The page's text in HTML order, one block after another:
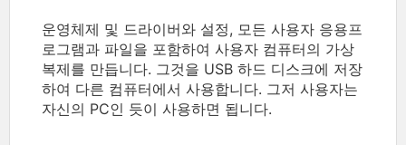
운영체제 및 드라이버와 설정, 모든 사용자 응용프
로그램과 파일을 포함하여 사용자 컴퓨터의 가상
복제를 만듭니다. 그것을 USB 하드 디스크에 저장
하여 다른 컴퓨터에서 사용합니다. 그저 사용자는
자신의 PC인 듯이 사용하면 됩니다.